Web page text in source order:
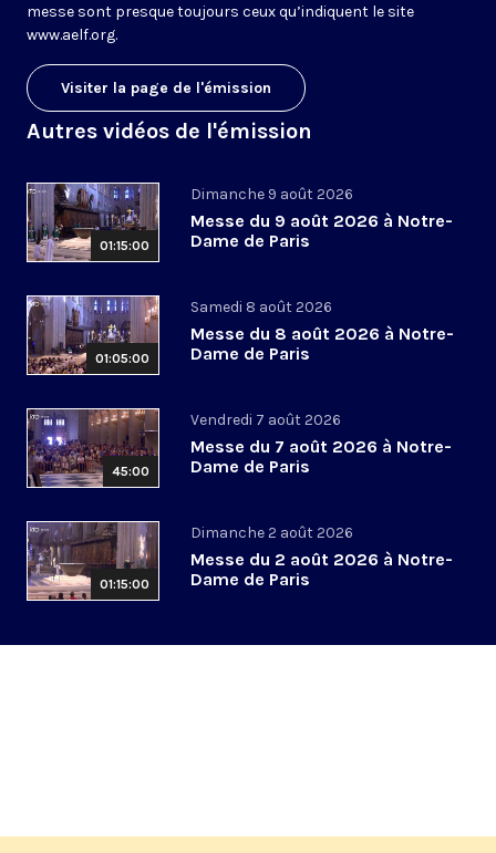
messe sont presque toujours ceux qu’indiquent le site
www.aelf.org.
Visiter la page de l'émission
Autres vidéos de l'émission
01:15:00
Dimanche 9 août 2026
Messe du 9 août 2026 à Notre-
Dame de Paris
01:05:00
Samedi 8 août 2026
Messe du 8 août 2026 à Notre-
Dame de Paris
45:00
Vendredi 7 août 2026
Messe du 7 août 2026 à Notre-
Dame de Paris
01:15:00
Dimanche 2 août 2026
Messe du 2 août 2026 à Notre-
Dame de Paris